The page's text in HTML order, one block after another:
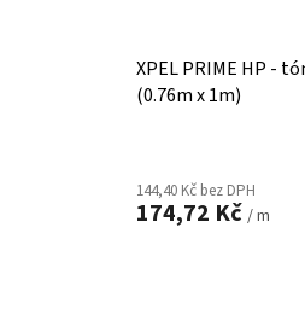
XPEL PRIME HP -
(0.76m x 1m)
144,40 Kč bez DPH
174,72 Kč / m